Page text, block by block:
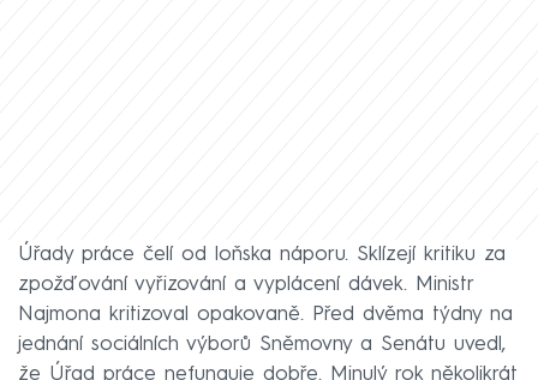
Úřady práce čelí od loňska náporu. Sklízejí kritiku za
zpožďování vyřizování a vyplácení dávek. Ministr
Najmona kritizoval opakovaně. Před dvěma týdny na
jednání sociálních výborů Sněmovny a Senátu uvedl,
že Úřad práce nefunguje dobře. Minulý rok několikrát